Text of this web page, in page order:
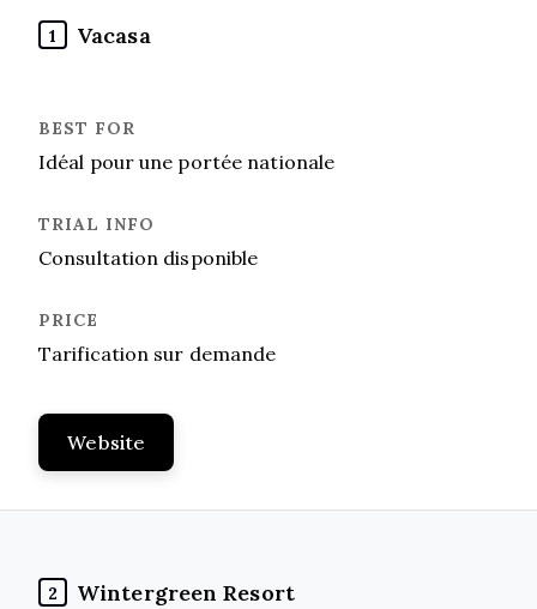
1 Vacasa
Idéal pour une portée nationale
Consultation disponible
Tarification sur demande
Website
2 Wintergreen Resort